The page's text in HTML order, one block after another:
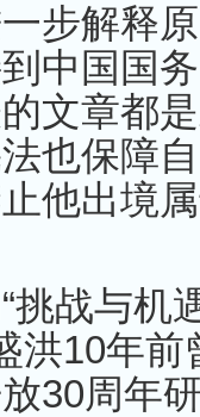
步解释
中国国
文章都
也保障
他出境
挑战与机
洪10年前
30周年